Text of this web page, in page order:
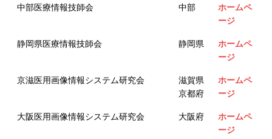
中部医療情報技師会
中部
ホームペ
ージ
静岡県医療情報技師会
静岡県
ホームペ
ージ
京滋医用画像情報システム研究会
滋賀県
京都府
ホームペ
ージ
大阪医用画像情報システム研究会
大阪府
ホームペ
ージ